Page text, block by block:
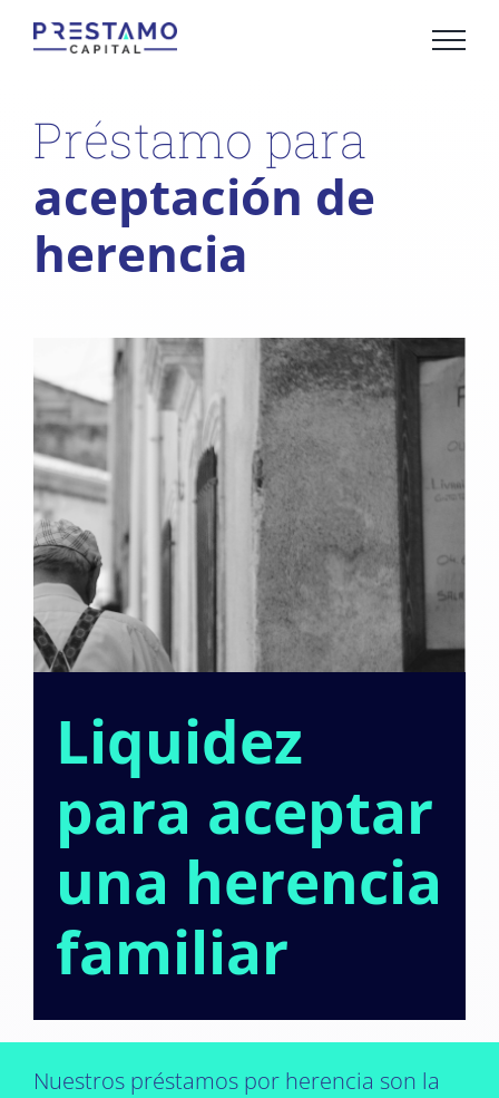
Saltar
Préstamo para
aceptación de
herencia
Liquidez
para aceptar
una herencia
familiar
Nuestros préstamos por herencia son la